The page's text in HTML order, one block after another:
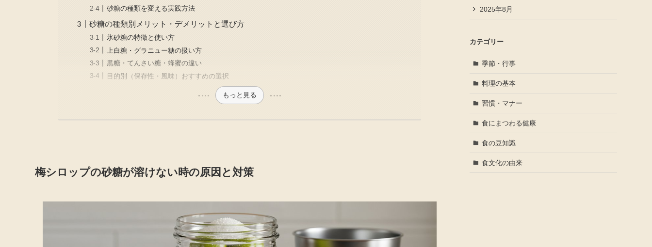
砂糖の種類を変える実践方法
砂糖の種類別メリット・デメリットと選び方
氷砂糖の特徴と使い方
上白糖・グラニュー糖の扱い方
黒糖・てんさい糖・蜂蜜の違い
目的別（保存性・風味）おすすめの選択
もっと見る
梅シロップの砂糖が溶けない時の原因と対策
2025年8月
カテゴリー
季節・行事
料理の基本
習慣・マナー
食にまつわる健康
食の豆知識
食文化の由来